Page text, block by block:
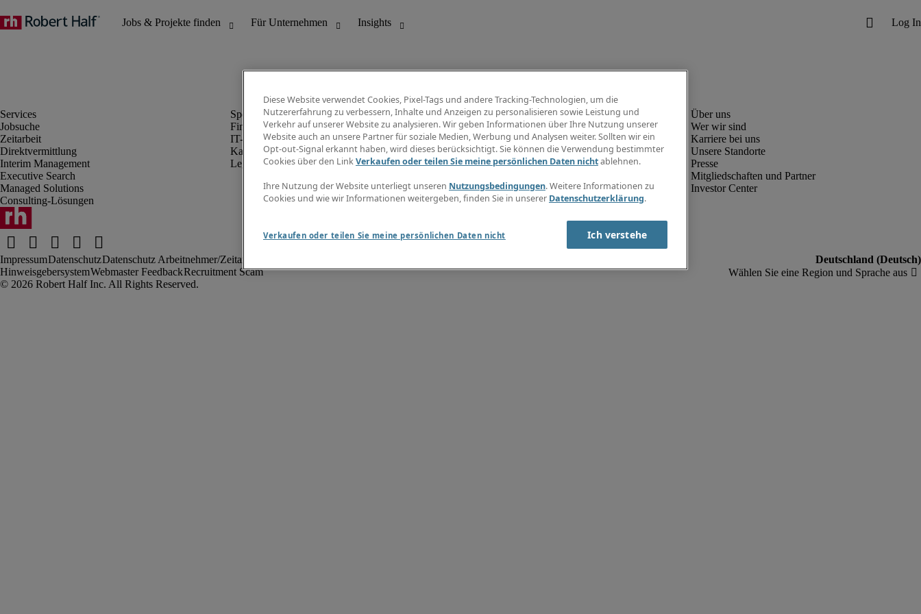
Jobsuche
Zeitarbeit
Direktvermittlung
Interim Management
Executive Search
Managed Solutions
Consulting-Lösungen
Finanz- & Rechnungswesen
IT-Bereich
Kaufmännischer Bereich
Legal
Info Center
Jobübersicht
Gehaltsübersicht
E-Learning
Wer wir sind
Karriere bei uns
Unsere Standorte
Presse
Mitgliedschaften und Partner
Investor Center
ImpressumDatenschutzDatenschutz Arbeitnehmer/Zeitarbeitskräfte
HinweisgebersystemWebmaster FeedbackRecruitment Scam
Diese Website verwendet Cookies, Pixel-Tags und andere Tracking-Technologien, um die
Nutzererfahrung zu verbessern, Inhalte und Anzeigen zu personalisieren sowie Leistung und
Verkehr auf unserer Website zu analysieren. Wir geben Informationen über Ihre Nutzung unserer
Website auch an unsere Partner für soziale Medien, Werbung und Analysen weiter. Sollten wir ein
Opt-out-Signal erkannt haben, wird dieses berücksichtigt. Sie können die Verwendung bestimmter
Cookies über den LinkVerkaufen oder teilen Sie meine persönlichen Daten nichtablehnen.
Ihre Nutzung der Website unterliegt unseren Nutzungsbedingungen. Weitere Informationen zu
Cookies und wie wir Informationen weitergeben, finden Sie in unserer Datenschutzerklärung.
Verkaufen oder teilen Sie meine persönlichen Daten nicht Ich verstehe